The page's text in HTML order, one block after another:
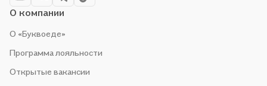
О компании
О «Буквоеде»
Программа лояльности
Открытые вакансии